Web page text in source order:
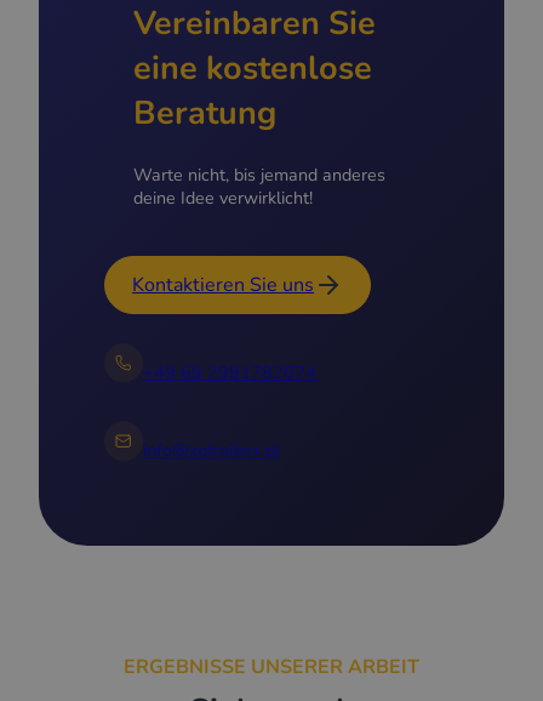
Vereinbaren Sie
eine kostenlose
Beratung
Warte nicht, bis jemand anderes
deine Idee verwirklicht!
Kontaktieren Sie uns
+49 69 2991782074
info@zptrailers.pl
ERGEBNISSE UNSERER ARBEIT